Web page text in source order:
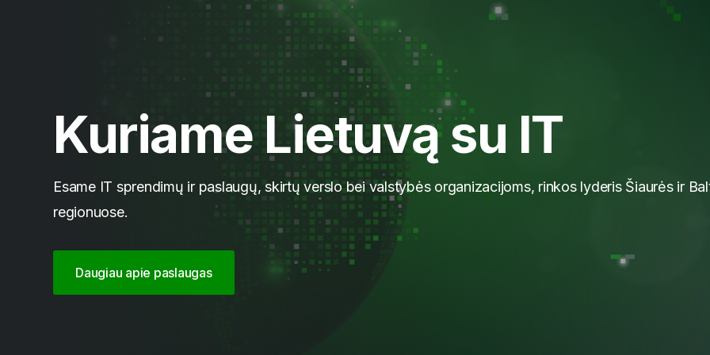
Kuriame Lietuvą su IT
Esame IT sprendimų ir paslaugų, skirtų verslo bei valstybės organizacijoms, rinkos lyderis Šiaurės ir
regionuose.
Daugiau apie paslaugas